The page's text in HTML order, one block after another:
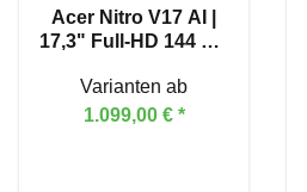
Acer Nitro V17 AI |
17,3" Full-HD 144 Hz|
GeForce RTX™ 5050
Varianten ab
1.099,00 € *